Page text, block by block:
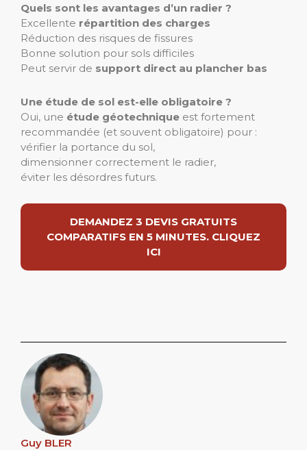
Quels sont les avantages d’un radier ?
Excellente répartition des charges
Réduction des risques de fissures
Bonne solution pour sols difficiles
Peut servir de support direct au plancher bas
Une étude de sol est-elle obligatoire ?
Oui, une étude géotechnique est fortement
recommandée (et souvent obligatoire) pour :
vérifier la portance du sol,
dimensionner correctement le radier,
éviter les désordres futurs.
DEMANDEZ 3 DEVIS GRATUITS
COMPARATIFS EN 5 MINUTES. CLIQUEZ
ICI
Guy BLER